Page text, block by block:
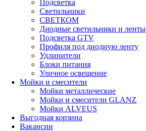
Подсветка
Светильники
СВЕТКОМ
Диодные светильники и ленты
Подсветка GTV
Профиля под диодную ленту
Удлинители
Блоки питания
Уличное освещение
Мойки и смесители
Мойки металлические
Мойки и смесители GLANZ
Мойки ALVEUS
Выгодная корзина
Вакансии